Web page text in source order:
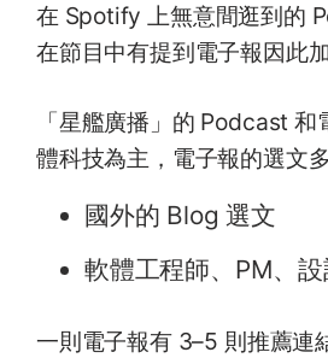
在 Spotify 上無意間逛到的
在節目中有提到電子報因此加
「星艦廣播」的 Podcast
體科技為主，電子報的選文
國外的 Blog 選文
軟體工程師、PM、
一則電子報有 3–5 則推薦連